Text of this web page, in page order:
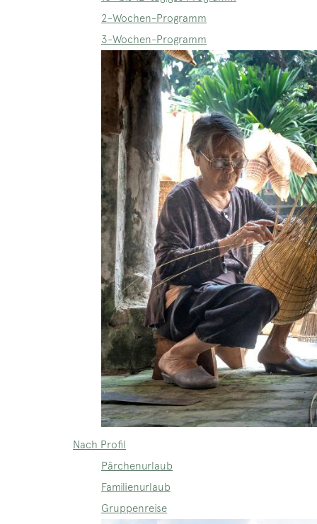
2-Wochen-Programm
3-Wochen-Programm
Nach Profil
Pärchenurlaub
Familienurlaub
Gruppenreise